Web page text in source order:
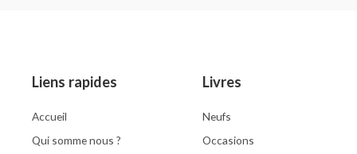
Liens rapides
Accueil
Qui somme nous ?
Livres
Neufs
Occasions